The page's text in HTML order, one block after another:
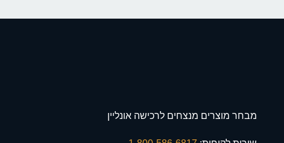
מבחר מוצרים מנצחים לרכישה אונליין